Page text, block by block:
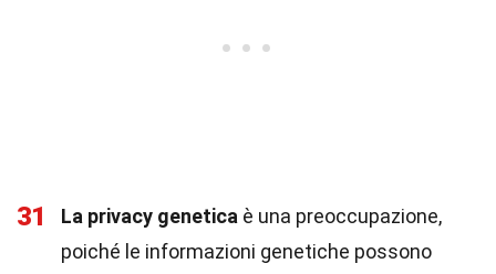
31 La privacy genetica è una preoccupazione,
poiché le informazioni genetiche possono